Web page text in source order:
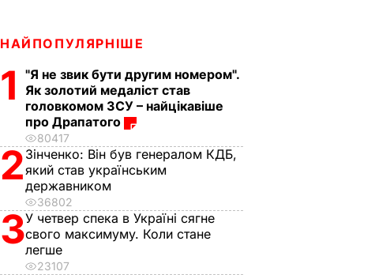
НАЙПОПУЛЯРНІШЕ
1
"Я не звик бути другим номером".
Як золотий медаліст став
головкомом ЗСУ – найцікавіше
про Драпатого
80417
2 Зінченко: Він був генералом КДБ,
який став українським
державником
36802
3У четвер спека в Україні сягне
свого максимуму. Коли стане
легше
23107